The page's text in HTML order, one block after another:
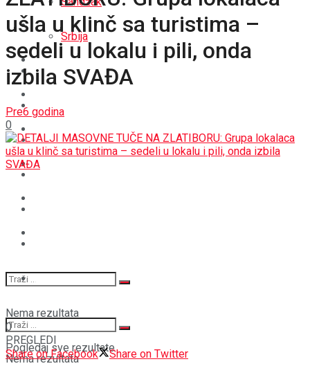
REGIJA
SVIJET
STAV
Nema rezultata
Pogledaj sve rezultate
Srbija
REGIJA
SVIJET
BOŠNJACI
SPORT
Nema rezultata
ušla u klinč sa turistima –
sedeli u lokalu i pili, onda
izbila SVAĐA
Pre6 godina
0
0
PREGLEDI
Share on Facebook
Share on Twitter